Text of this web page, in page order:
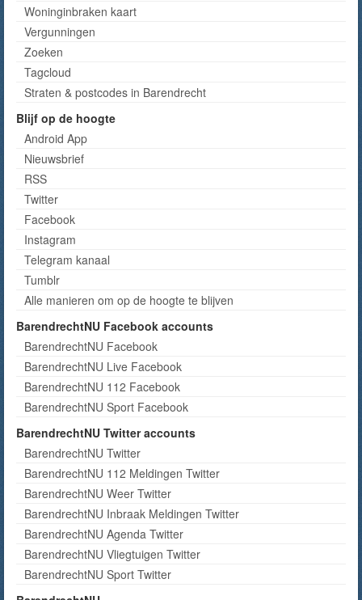
Woninginbraken kaart
Vergunningen
Zoeken
Tagcloud
Straten & postcodes in Barendrecht
Blijf op de hoogte
Android App
Nieuwsbrief
RSS
Twitter
Facebook
Instagram
Telegram kanaal
Tumblr
Alle manieren om op de hoogte te blijven
BarendrechtNU Facebook accounts
BarendrechtNU Facebook
BarendrechtNU Live Facebook
BarendrechtNU 112 Facebook
BarendrechtNU Sport Facebook
BarendrechtNU Twitter accounts
BarendrechtNU Twitter
BarendrechtNU 112 Meldingen Twitter
BarendrechtNU Weer Twitter
BarendrechtNU Inbraak Meldingen Twitter
BarendrechtNU Agenda Twitter
BarendrechtNU Vliegtuigen Twitter
BarendrechtNU Sport Twitter